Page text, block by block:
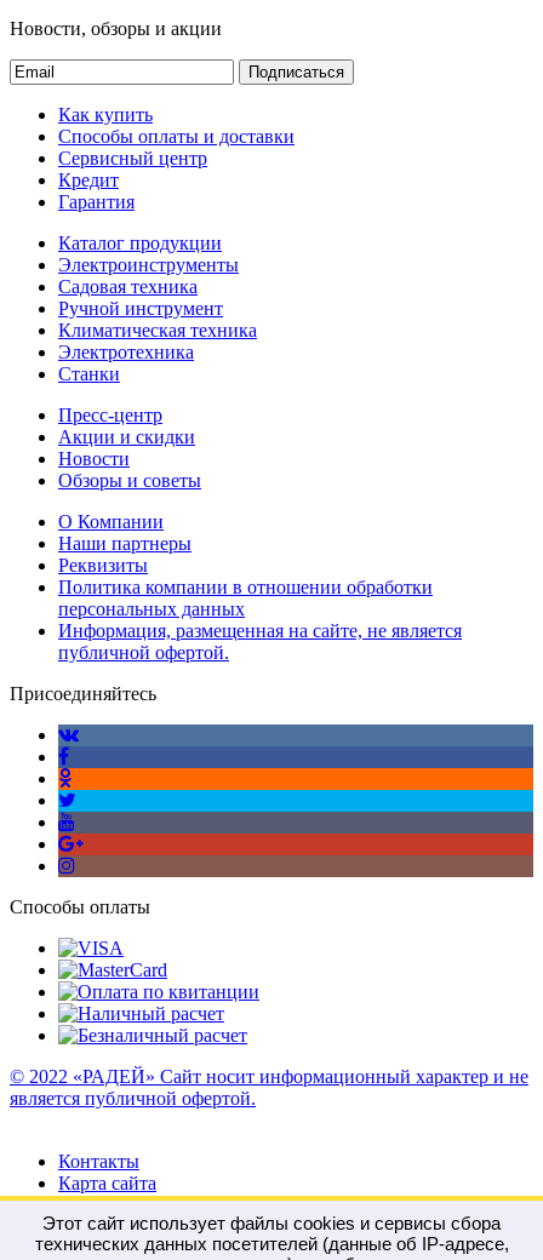
Новости, обзоры и акции
Подписаться
Как купить
Способы оплаты и доставки
Сервисный центр
Кредит
Гарантия
Каталог продукции
Электроинструменты
Садовая техника
Ручной инструмент
Климатическая техника
Электротехника
Станки
Пресс-центр
Акции и скидки
Новости
Обзоры и советы
О Компании
Наши партнеры
Реквизиты
Политика компании в отношении обработки
персональных данных
Информация, размещенная на сайте, не является
публичной офертой.
Присоединяйтесь
Способы оплаты
© 2022 «РАДЕЙ» Сайт носит информационный характер и не
является публичной офертой.
Контакты
Карта сайта
Этот сайт использует файлы cookies и сервисы сбора
технических данных посетителей (данные об IP-адресе,